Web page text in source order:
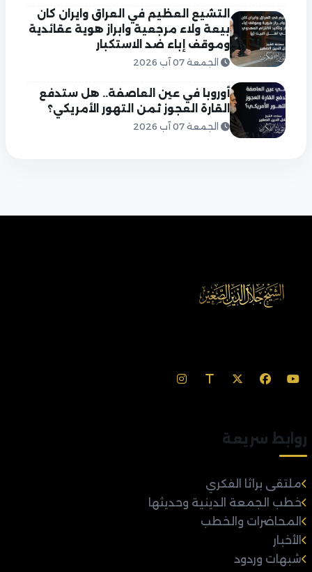
التشيع العظيم في العراق وايران كان
بيعة ولاء مرجعية وابراز هوية عقائدية
وموقف إباء ضد الاستكبار
الجمعة 07 آب 2026
أوروبا في عين العاصفة.. هل ستدفع
القارة العجوز ثمن التهور الأمريكي؟
الجمعة 07 آب 2026
روابط سريعة
ملتقى براثا الفكري
خطب الجمعة الدينية وحديثها
المحاضرات والخطب
الأخبار
شبهات وردود